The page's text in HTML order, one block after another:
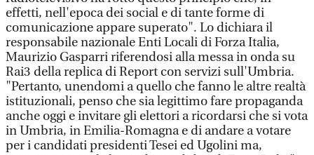
effetti, nell'epoca dei social e di tante forme di
comunicazione appare superato". Lo dichiara il
responsabile nazionale Enti Locali di Forza Italia,
Maurizio Gasparri riferendosi alla messa in onda su
Rai3 della replica di Report con servizi sull'Umbria.
"Pertanto, unendomi a quello che fanno le altre realtà
istituzionali, penso che sia legittimo fare propaganda
anche oggi e invitare gli elettori a ricordarsi che si vota
in Umbria, in Emilia-Romagna e di andare a votare
per i candidati presidenti Tesei ed Ugolini ma,